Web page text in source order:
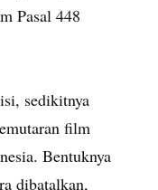
Pasal 448
sedikitnya
film
Bentuknya
dibatalkan,